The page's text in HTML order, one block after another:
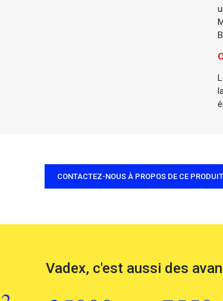
CONTACTEZ-NOUS À PROPOS DE CE PRODUIT
Vadex, c'est aussi des